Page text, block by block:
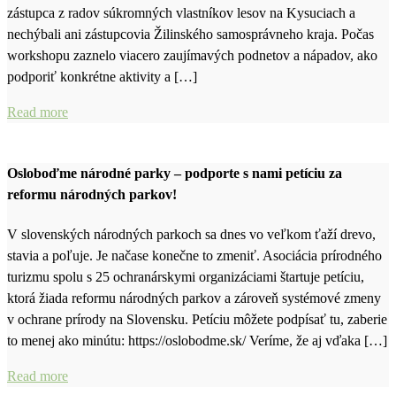
zástupca z radov súkromných vlastníkov lesov na Kysuciach a
nechýbali ani zástupcovia Žilinského samosprávneho kraja. Počas
workshopu zaznelo viacero zaujímavých podnetov a nápadov, ako
podporiť konkrétne aktivity a […]
Read more
Osloboďme národné parky – podporte s nami petíciu za
reformu národných parkov!
V slovenských národných parkoch sa dnes vo veľkom ťaží drevo,
stavia a poľuje. Je načase konečne to zmeniť. Asociácia prírodného
turizmu spolu s 25 ochranárskymi organizáciami štartuje petíciu,
ktorá žiada reformu národných parkov a zároveň systémové zmeny
v ochrane prírody na Slovensku. Petíciu môžete podpísať tu, zaberie
to menej ako minútu: https://oslobodme.sk/ Veríme, že aj vďaka […]
Read more